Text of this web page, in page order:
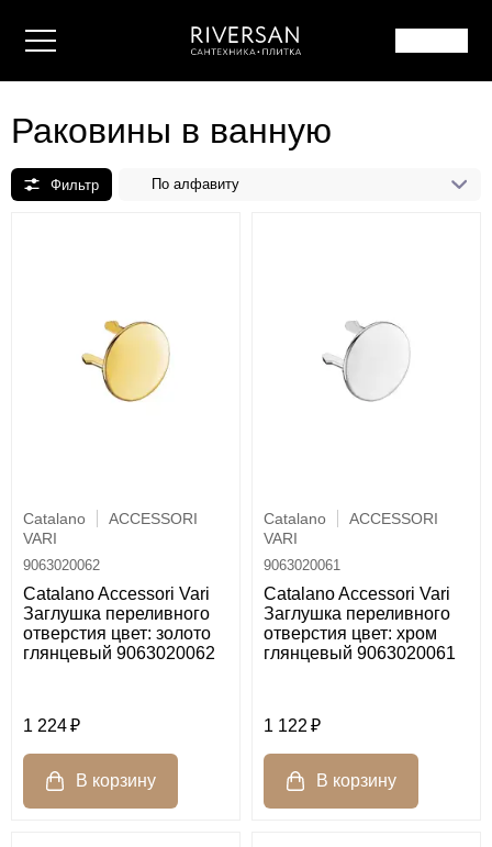
Раковины в ванную
По алфавиту
Catalano
ACCESSORI
VARI
9063020062
Catalano Accessori Vari
Заглушка переливного
отверстия цвет: золото
глянцевый 9063020062
1 224
Catalano
ACCESSORI
VARI
9063020061
Catalano Accessori Vari
Заглушка переливного
отверстия цвет: хром
глянцевый 9063020061
1 122